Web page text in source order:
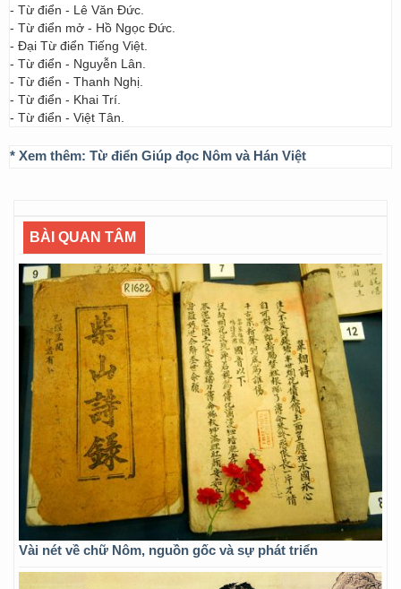
- Từ điển - Lê Văn Đức.
- Từ điển mở - Hồ Ngọc Đức.
- Đại Từ điển Tiếng Việt.
- Từ điển - Nguyễn Lân.
- Từ điển - Thanh Nghị.
- Từ điển - Khai Trí.
- Từ điển - Việt Tân.
* Xem thêm: Từ điển Giúp đọc Nôm và Hán Việt
BÀI QUAN TÂM
Vài nét về chữ Nôm, nguồn gốc và sự phát triển